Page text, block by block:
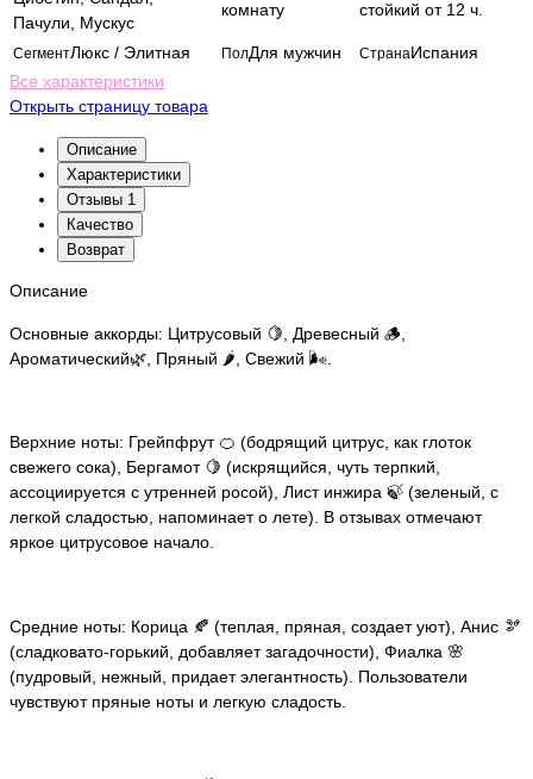
Пачули, Мускус
комнату
стойкий от 12 ч.
СегментЛюкс / Элитная ПолДля мужчин СтранаИспания
Все характеристики
Открыть страницу товара
Описание
Характеристики
Отзывы 1
Качество
Возврат
Описание
Основные аккорды: Цитрусовый 🍋, Древесный 🪵,
Ароматический🌿, Пряный 🌶️, Свежий 🌬️.
Верхние ноты: Грейпфрут 🍊 (бодрящий цитрус, как глоток
свежего сока), Бергамот 🍋 (искрящийся, чуть терпкий,
ассоциируется с утренней росой), Лист инжира 🍃 (зеленый, с
легкой сладостью, напоминает о лете). В отзывах отмечают
яркое цитрусовое начало.
Средние ноты: Корица 🍂 (теплая, пряная, создает уют), Анис 🫘
(сладковато-горький, добавляет загадочности), Фиалка 🌸
(пудровый, нежный, придает элегантность). Пользователи
чувствуют пряные ноты и легкую сладость.